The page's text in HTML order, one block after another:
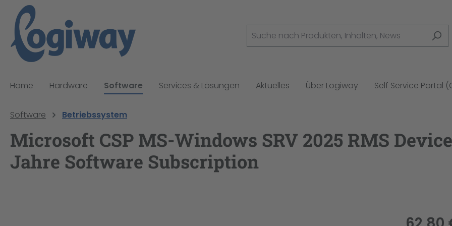
Home Hardware Software Services & Lösungen Aktuelles Über Logiway Self Service Portal
Software Betriebssystem
Microsoft CSP MS-Windows SRV 2025 RMS
Jahre Software Subscription